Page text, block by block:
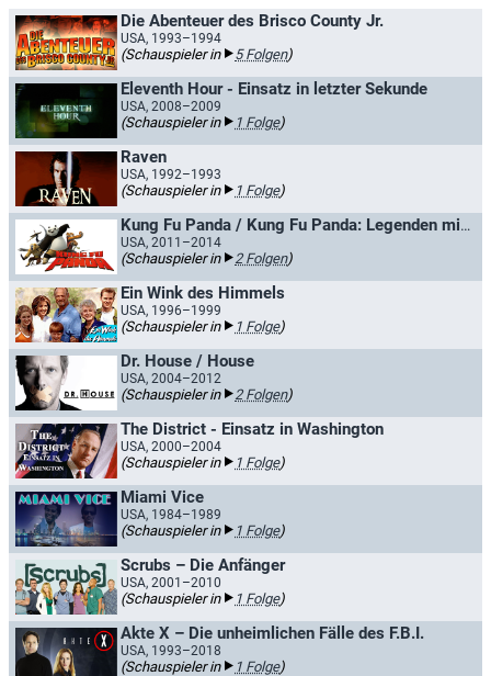
Die Abenteuer des Brisco County Jr.
USA, 1993–1994
(Schauspieler in 5 Folgen)
Eleventh Hour - Einsatz in letzter Sekunde
USA, 2008–2009
(Schauspieler in 1 Folge)
Raven
USA, 1992–1993
(Schauspieler in 1 Folge)
Kung Fu Panda / Kung Fu Panda: Legenden mit Fell und Fu
USA, 2011–2014
(Schauspieler in 2 Folgen)
Ein Wink des Himmels
USA, 1996–1999
(Schauspieler in 1 Folge)
Dr. House / House
USA, 2004–2012
(Schauspieler in 2 Folgen)
The District - Einsatz in Washington
USA, 2000–2004
(Schauspieler in 1 Folge)
Miami Vice
USA, 1984–1989
(Schauspieler in 1 Folge)
Scrubs – Die Anfänger
USA, 2001–2010
(Schauspieler in 1 Folge)
Akte X – Die unheimlichen Fälle des F.B.I.
USA, 1993–2018
(Schauspieler in 1 Folge)